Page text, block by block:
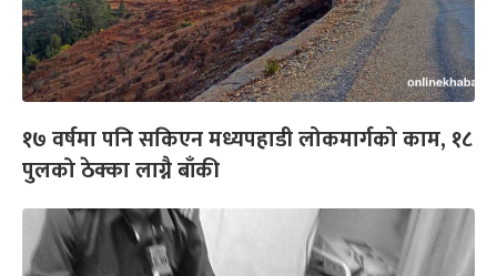
१७ वर्षमा पनि सकिएन मध्यपहाडी लोकमार्गको काम, १८
पुलको ठेक्का लाग्नै बाँकी